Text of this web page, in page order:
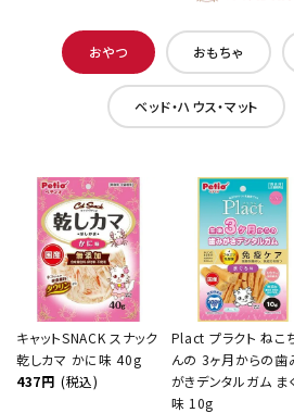
おやつ おもちゃ
ベッド・ハウス・マット
キャットSNACK スナック
乾しカマ かに味 40g
437円 (税込)
Plact プラクト ねこ
んの 3ヶ月からの歯
がきデンタルガム ま
味 10g